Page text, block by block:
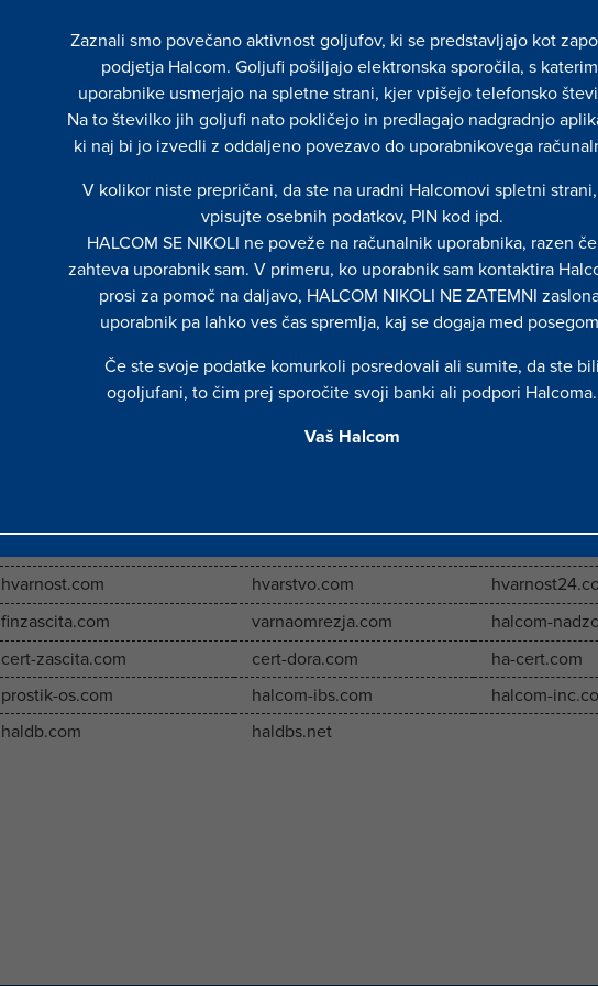
halcom24ur.com
halcomauth.com
halcomv.com
hauth-si.com
ispfinancni.com
nexus-
halcom-finservis.com
isp-auth.com
hal-inbox.net
halc-m.com
halco-3.com
halcm1.com
halcm2.com
hal-ca.com
hal-si.com
hal-sl.com
halkap.com
halkonta.com
halc-plus.com
haldp.com
hlcauth.com
ha-dp.net
hvarnost.com
hvarstvo.com
finzascita.com
varnaomrezja.com
halcom-
cert-zascita.com
cert-dora.com
ha-cert.com
prostik-os.com
halcom-ibs.com
halcom-
haldb.com
haldbs.net
Zaznali smo povečano aktivnost goljufov, ki se predstavljajo kot
podjetja Halcom. Goljufi pošiljajo elektronska sporočila, s
uporabnike usmerjajo na spletne strani, kjer vpišejo telefonsko
Na to številko jih goljufi nato pokličejo in predlagajo nadgradnjo
ki naj bi jo izvedli z oddaljeno povezavo do uporabnikovega
V kolikor niste prepričani, da ste na uradni Halcomovi spletni
vpisujte osebnih podatkov, PIN kod ipd.
HALCOM SE NIKOLI ne poveže na računalnik uporabnika, razen
zahteva uporabnik sam. V primeru, ko uporabnik sam kontaktira
prosi za pomoč na daljavo, HALCOM NIKOLI NE ZATEMNI
uporabnik pa lahko ves čas spremlja, kaj se dogaja med
Če ste svoje podatke komurkoli posredovali ali sumite, da ste bili
ogoljufani, to čim prej sporočite svoji banki ali podpori Halcoma.
Vaš Halcom